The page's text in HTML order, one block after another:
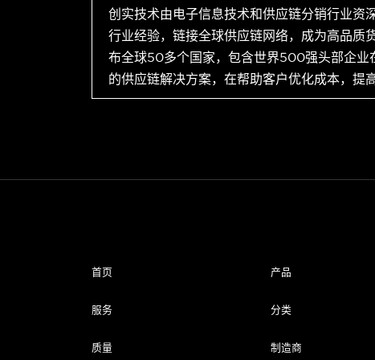
创实技术由电子信息技术和供应链分销行业资
行业经验，链接全球供应链网络，成为高品质
布全球50多个国家，包含世界500强头部企业
的供应链解决方案，在帮助客户优化成本，提
首页
服务
质量
产品
分类
制造商